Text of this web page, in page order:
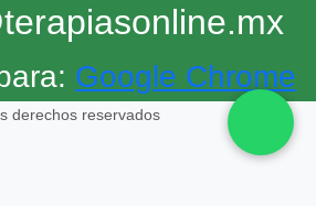
Google Chrome
derechos reservados